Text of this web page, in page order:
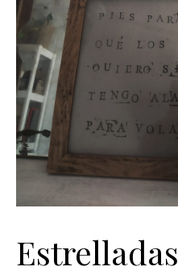
Estrelladas